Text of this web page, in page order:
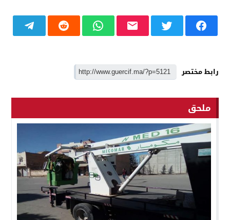
رابط مختصر
ملحق